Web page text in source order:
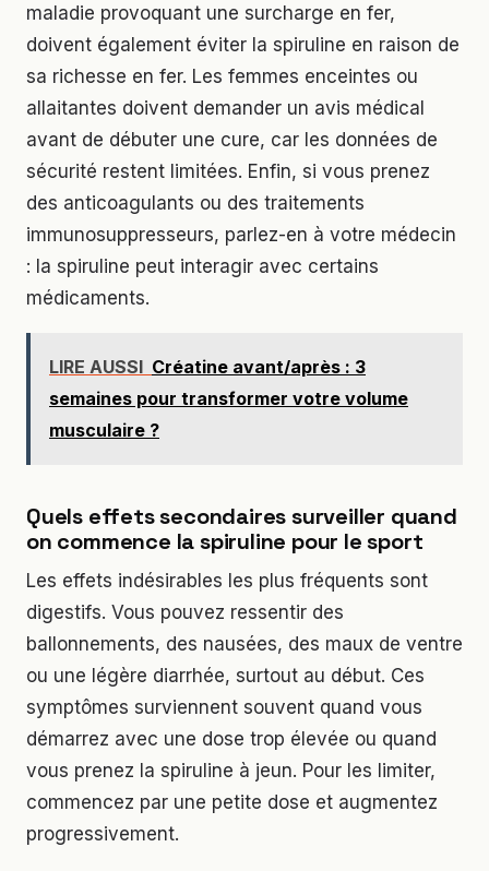
maladie provoquant une surcharge en fer,
doivent également éviter la spiruline en raison de
sa richesse en fer. Les femmes enceintes ou
allaitantes doivent demander un avis médical
avant de débuter une cure, car les données de
sécurité restent limitées. Enfin, si vous prenez
des anticoagulants ou des traitements
immunosuppresseurs, parlez-en à votre médecin
: la spiruline peut interagir avec certains
médicaments.
LIRE AUSSI Créatine avant/après : 3
semaines pour transformer votre volume
musculaire ?
Quels effets secondaires surveiller quand
on commence la spiruline pour le sport
Les effets indésirables les plus fréquents sont
digestifs. Vous pouvez ressentir des
ballonnements, des nausées, des maux de ventre
ou une légère diarrhée, surtout au début. Ces
symptômes surviennent souvent quand vous
démarrez avec une dose trop élevée ou quand
vous prenez la spiruline à jeun. Pour les limiter,
commencez par une petite dose et augmentez
progressivement.